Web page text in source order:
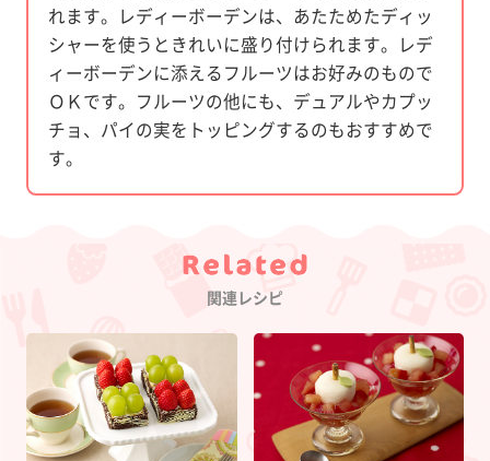
れます。レディーボーデンは、あたためたディッ
シャーを使うときれいに盛り付けられます。レデ
ィーボーデンに添えるフルーツはお好みのもので
ＯＫです。フルーツの他にも、デュアルやカプッ
チョ、パイの実をトッピングするのもおすすめで
す。
Category
関連レシピ